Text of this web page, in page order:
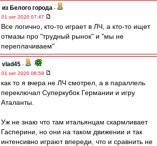
из Белого города -
01 окт 2020 07:47
Все логично, кто-то играет в ЛЧ, а кто-то ищет
отмазы про "трудный рынок" и "мы не
переплачиваем"
vlad45 -
01 окт 2020 06:59
как то я вчера не ЛЧ смотрел, а в параллель
переключал Суперкубок Германии и игру
Аталанты.
Уж не знаю что там итальянцам скармливает
Гасперини, но они на таком движении и так
интенсивно играют впереди, что и сравнить не